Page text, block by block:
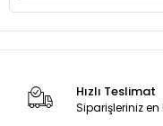
Hızlı Teslimat
Siparişleriniz en